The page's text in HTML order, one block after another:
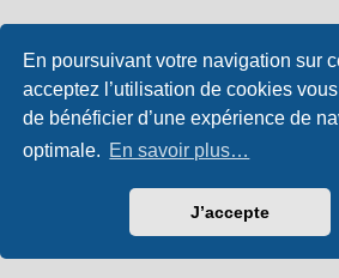
En poursuivant votre navigation sur
acceptez l’utilisation de cookies
de bénéficier d’une expérience de
optimale. En savoir plus…
J’accepte